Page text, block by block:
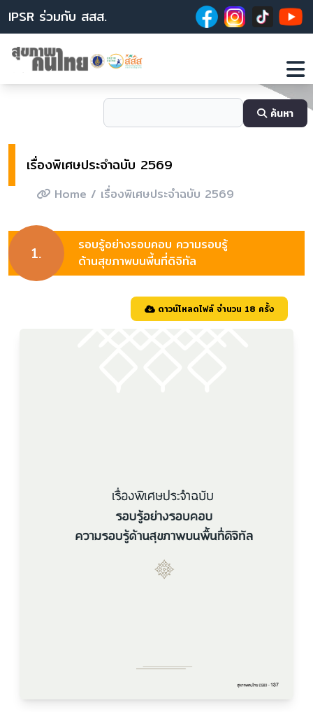
IPSR ร่วมกับ สสส.
ค้นหา
เรื่องพิเศษประจำฉบับ 2569
Home / เรื่องพิเศษประจำฉบับ 2569
1.
รอบรู้อย่างรอบคอบ ความรอบรู้
ด้านสุขภาพบนพี้นที่ดิจิทัล
ดาวน์โหลดไฟล์ จำนวน 18 ครั้ง